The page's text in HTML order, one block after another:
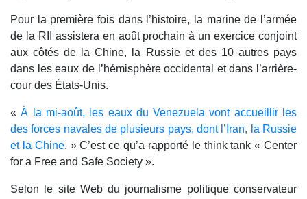
Pour la première fois dans l’histoire, la marine de l’armée
de la RII assistera en août prochain à un exercice conjoint
aux côtés de la Chine, la Russie et des 10 autres pays
dans les eaux de l’hémisphère occidental et dans l’arrière-
cour des États-Unis.
«À la mi-août, les eaux du Venezuela vont accueillir les
des forces navales de plusieurs pays, dont l’Iran, la Russie
et la Chine. » C’est ce qu’a rapporté le think tank « Center
for a Free and Safe Society ».
Selon le site Web du journalisme politique conservateur